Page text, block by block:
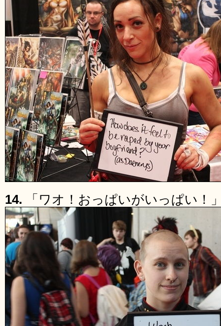
14. 「ワオ！おっぱいがいっぱい！